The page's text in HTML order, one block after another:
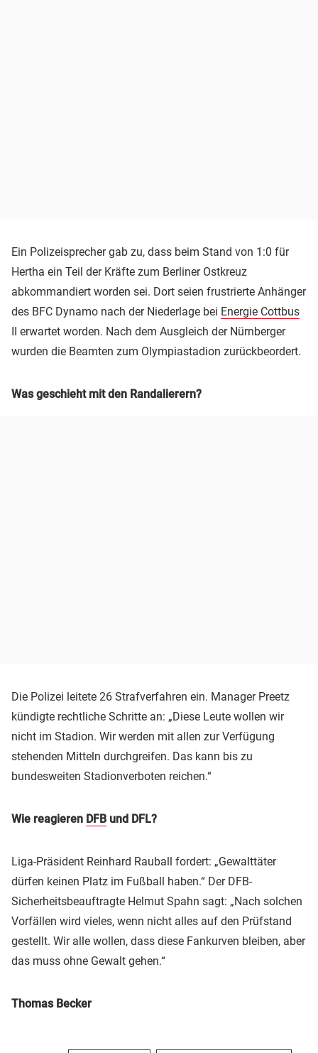
Ein Polizeisprecher gab zu, dass beim Stand von 1:0 für
Hertha ein Teil der Kräfte zum Berliner Ostkreuz
abkommandiert worden sei. Dort seien frustrierte Anhänger
des BFC Dynamo nach der Niederlage bei Energie Cottbus
II erwartet worden. Nach dem Ausgleich der Nürnberger
wurden die Beamten zum Olympiastadion zurückbeordert.
Was geschieht mit den Randalierern?
Die Polizei leitete 26 Strafverfahren ein. Manager Preetz
kündigte rechtliche Schritte an: „Diese Leute wollen wir
nicht im Stadion. Wir werden mit allen zur Verfügung
stehenden Mitteln durchgreifen. Das kann bis zu
bundesweiten Stadionverboten reichen.“
Wie reagieren DFB und DFL?
Liga-Präsident Reinhard Rauball fordert: „Gewalttäter
dürfen keinen Platz im Fußball haben.“ Der DFB-
Sicherheitsbeauftragte Helmut Spahn sagt: „Nach solchen
Vorfällen wird vieles, wenn nicht alles auf den Prüfstand
gestellt. Wir alle wollen, dass diese Fankurven bleiben, aber
das muss ohne Gewalt gehen.“
Thomas Becker